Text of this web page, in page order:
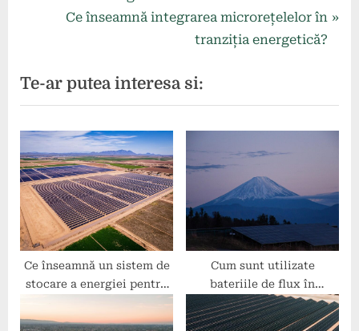
o
u
s
P
o
s
t
:
N
t
P
o
s
t
:
Ce înseamnă integrarea microrețelelor în
tranziția energetică?
Te-ar putea interesa si:
Ce înseamnă un sistem de
stocare a energiei pentru
Cum sunt utilizate
bateriile de flux în
stocarea energiei
regenerabile?